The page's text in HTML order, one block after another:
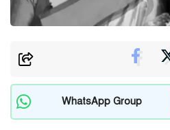
WhatsApp Group